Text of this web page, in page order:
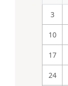
3
10
17
24